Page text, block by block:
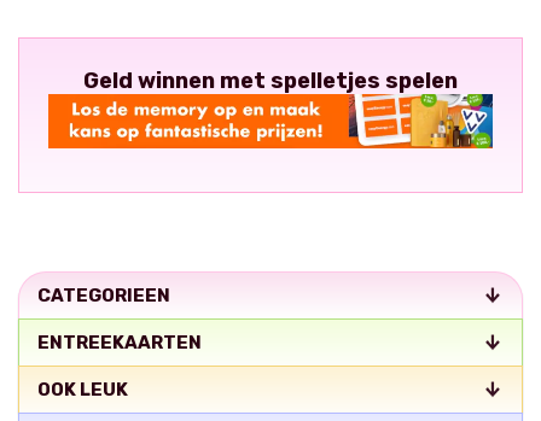
Geld winnen met spelletjes spelen
CATEGORIEEN
ENTREEKAARTEN
OOK LEUK